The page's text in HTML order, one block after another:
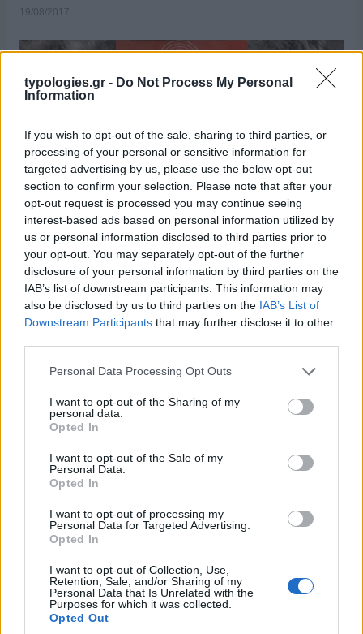
typologies.gr - Do Not Process My Personal
Information
If you wish to opt-out of the sale, sharing to third parties, or
processing of your personal or sensitive information for
targeted advertising by us, please use the below opt-out
section to confirm your selection. Please note that after your
opt-out request is processed you may continue seeing
interest-based ads based on personal information utilized by
us or personal information disclosed to third parties prior to
your opt-out. You may separately opt-out of the further
disclosure of your personal information by third parties on the
IAB’s list of downstream participants. This information may
also be disclosed by us to third parties on the IAB’s List of
Downstream Participants that may further disclose it to other
Please note that this website/app uses one or more Google
not limited to your visit or usage behaviour. You may click to
grant or deny consent to Google and its third-party tags to
use your data for below specified purposes in below Google
consent section.
Personal Data Processing Opt Outs
I want to opt-out of the Sharing of my
personal data.
Opted In
I want to opt-out of the Sale of my
Personal Data.
Opted In
I want to opt-out of processing my
Personal Data for Targeted Advertising.
Opted In
I want to opt-out of Collection, Use,
Retention, Sale, and/or Sharing of my
Personal Data that Is Unrelated with the
Purposes for which it was collected.
Opted Out
19/08/2017
Το Aρχείο της ΕΡΤ τιμά τη μνήμη της Ζωής
Λάσκαρη, παρουσιάζοντας σπάνιο φωτογραφικό υλικό της
αγαπημένης ηθοποιού στην ιστοσελίδα www.ert.gr και τη
διεύθυνση http://www.ert.gr/arxeio-afierwmata/sti-mnimi-tis-
zois-laskari-18-avgoustou-2017/ Ειδικότερα, το Αρχείο της ΕΡΤ
παρουσιάζει: …Διαβάστε Περισσότερα...
ΤΗΛΕΟΡΑΣΗ
Συμμετοχή του Αρχείου της ΕΡΤ στην
Παγκόσμια Ημέρα Αρχείων
18/06/2017